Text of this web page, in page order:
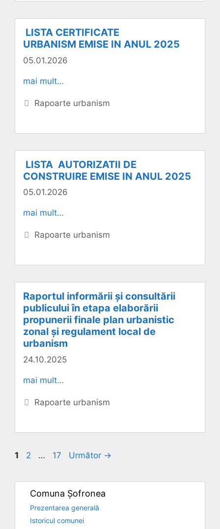
LISTA CERTIFICATE
URBANISM EMISE IN ANUL 2025
05.01.2026
mai mult…
Categorii
Rapoarte urbanism
LISTA AUTORIZATII DE
CONSTRUIRE EMISE IN ANUL 2025
05.01.2026
mai mult…
Categorii
Rapoarte urbanism
Raportul informării şi consultării
publicului în etapa elaborării
propunerii finale plan urbanistic
zonal și regulament local de
urbanism
24.10.2025
mai mult…
Categorii
Rapoarte urbanism
Pagina
1 Pagina
2 … Pagina
17 Următor →
Comuna Șofronea
Prezentarea generală
Istoricul comunei